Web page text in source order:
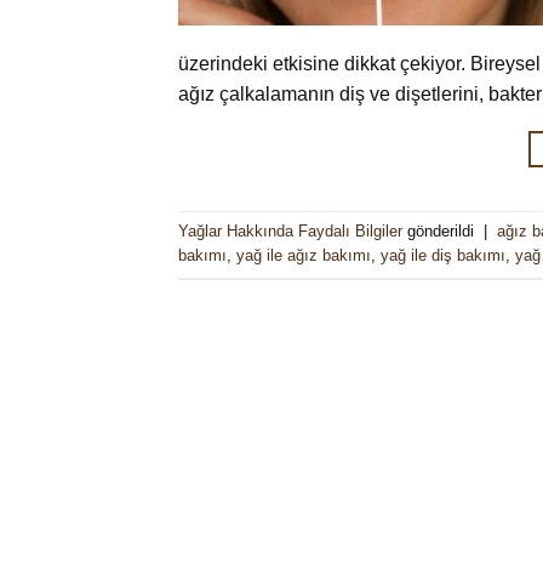
üzerindeki etkisine dikkat çekiyor.
ağız çalkalamanın diş ve dişetlerini,
Yağlar Hakkında Faydalı Bilgilergönderildi ağız
bakımı yağ ile ağız bakımı yağ ile diş bakımı yağ